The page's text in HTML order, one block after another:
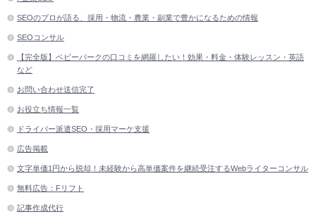
SEOのプロが語る、採用・物流・農業・副業で豊かになるための情報
SEOコンサル
【完全版】ベビーパークの口コミを網羅したい！効果・料金・体験レッスン・英語
など
お問い合わせ送信完了
お役立ち情報一覧
ドライバー派遣SEO・採用マーケ支援
広告掲載
文字単価1円から脱却！未経験から高単価案件を継続受注するWebライターコンサル
無料広告：Fリフト
記事作成代行